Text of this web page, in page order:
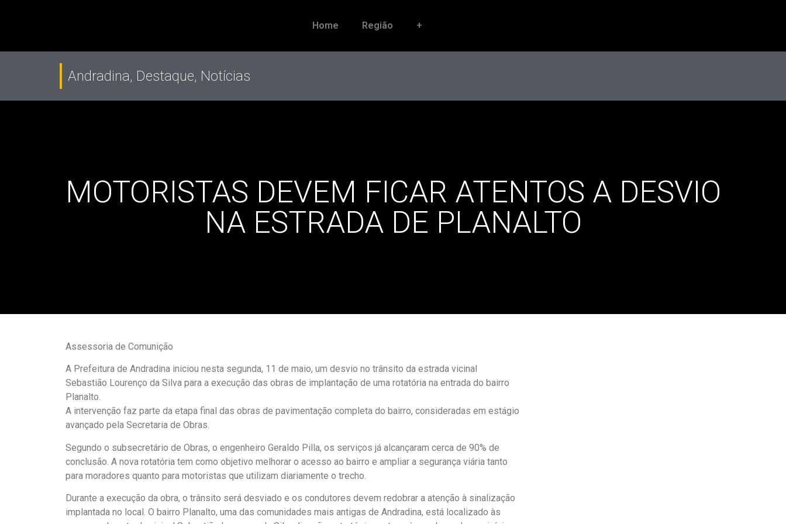
Home Região +
Andradina, Destaque, Notícias
MOTORISTAS DEVEM FICAR ATENTOS A DESVIO
NA ESTRADA DE PLANALTO
Assessoria de Comunição
A Prefeitura de Andradina iniciou nesta segunda, 11 de maio, um desvio no trânsito da estrada vicinal
Sebastião Lourenço da Silva para a execução das obras de implantação de uma rotatória na entrada do bairro
Planalto.
A intervenção faz parte da etapa final das obras de pavimentação completa do bairro, consideradas em estágio
avançado pela Secretaria de Obras.
Segundo o subsecretário de Obras, o engenheiro Geraldo Pilla, os serviços já alcançaram cerca de 90% de
conclusão. A nova rotatória tem como objetivo melhorar o acesso ao bairro e ampliar a segurança viária tanto
para moradores quanto para motoristas que utilizam diariamente o trecho.
Durante a execução da obra, o trânsito será desviado e os condutores devem redobrar a atenção à sinalização
implantada no local. O bairro Planalto, uma das comunidades mais antigas de Andradina, está localizado às